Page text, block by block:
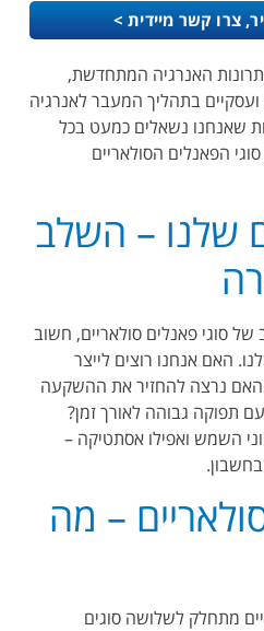
צרו קשר מיידית >
האנרגיה המתחדשת,
ועסקיים בתהליך המעבר לאנרגיה
שאנחנו נשאלים כמעט בכל
הפאנלים הסולאריים
שלנו – השלב
סוגי פאנלים סולאריים, חשוב
האם אנחנו רוצים לייצר
נרצה להחזיר את ההשקעה
תפוקה גבוהה לאורך זמן?
השמש ואפילו אסתטיקה –
.
– מה
מתחלק לשלושה סוגים